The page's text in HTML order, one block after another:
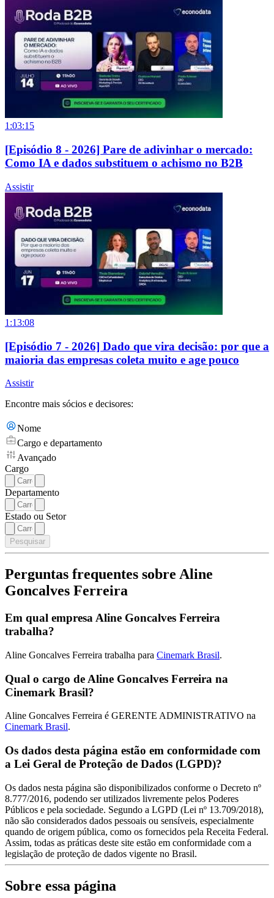
1:03:15
[Episódio 8 - 2026] Pare de adivinhar o mercado:
Como IA e dados substituem o achismo no B2B
Assistir
1:13:08
[Episódio 7 - 2026] Dado que vira decisão: por que a
maioria das empresas coleta muito e age pouco
Assistir
Encontre mais sócios e decisores:
Nome
Cargo e departamento
Avançado
Cargo
Departamento
Estado ou Setor
Pesquisar
Perguntas frequentes sobre Aline
Goncalves Ferreira
Em qual empresa Aline Goncalves Ferreira
trabalha?
Aline Goncalves Ferreira trabalha para Cinemark Brasil.
Qual o cargo de Aline Goncalves Ferreira na
Cinemark Brasil?
Aline Goncalves Ferreira é GERENTE ADMINISTRATIVO na
Cinemark Brasil.
Os dados desta página estão em conformidade com
a Lei Geral de Proteção de Dados (LGPD)?
Os dados nesta página são disponibilizados conforme o Decreto nº
8.777/2016, podendo ser utilizados livremente pelos Poderes
Públicos e pela sociedade. Segundo a LGPD (Lei nº 13.709/2018),
não são considerados dados pessoais ou sensíveis, especialmente
quando de origem pública, como os fornecidos pela Receita Federal.
Assim, todas as práticas deste site estão em conformidade com a
legislação de proteção de dados vigente no Brasil.
Sobre essa página